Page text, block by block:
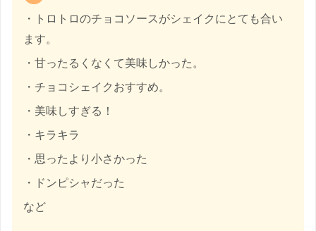
・トロトロのチョコソースがシェイクにとても合い
ます。
・甘ったるくなくて美味しかった。
・チョコシェイクおすすめ。
・美味しすぎる！
・キラキラ
・思ったより小さかった
・ドンピシャだった
など